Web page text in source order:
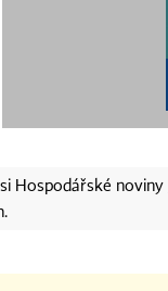
Hospodářské noviny